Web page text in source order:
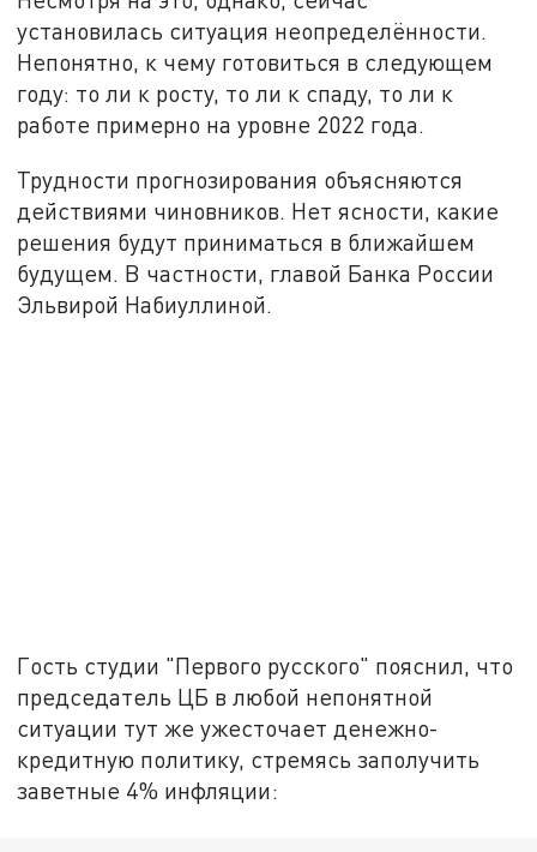
установилась ситуация неопределённости.
Непонятно, к чему готовиться в следующем
году: то ли к росту, то ли к спаду, то ли к
работе примерно на уровне 2022 года.
Трудности прогнозирования объясняются
действиями чиновников. Нет ясности, какие
решения будут приниматься в ближайшем
будущем. В частности, главой Банка России
Эльвирой Набиуллиной.
Гость студии "Первого русского" пояснил, что
председатель ЦБ в любой непонятной
ситуации тут же ужесточает денежно-
кредитную политику, стремясь заполучить
заветные 4% инфляции: